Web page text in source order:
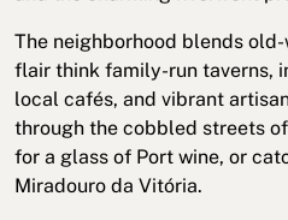
The neighborhood blends
flair think family-run taverns,
local cafés, and vibrant
through the cobbled streets
for a glass of Port wine, or
Miradouro da Vitória.